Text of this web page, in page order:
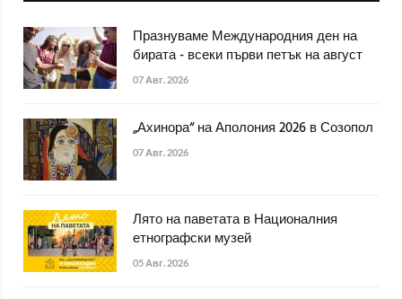
Празнуваме Международния ден на
бирата - всеки първи петък на август
07 Авг. 2026
„Ахинора“ на Аполония 2026 в Созопол
07 Авг. 2026
Лято на паветата в Националния
етнографски музей
05 Авг. 2026